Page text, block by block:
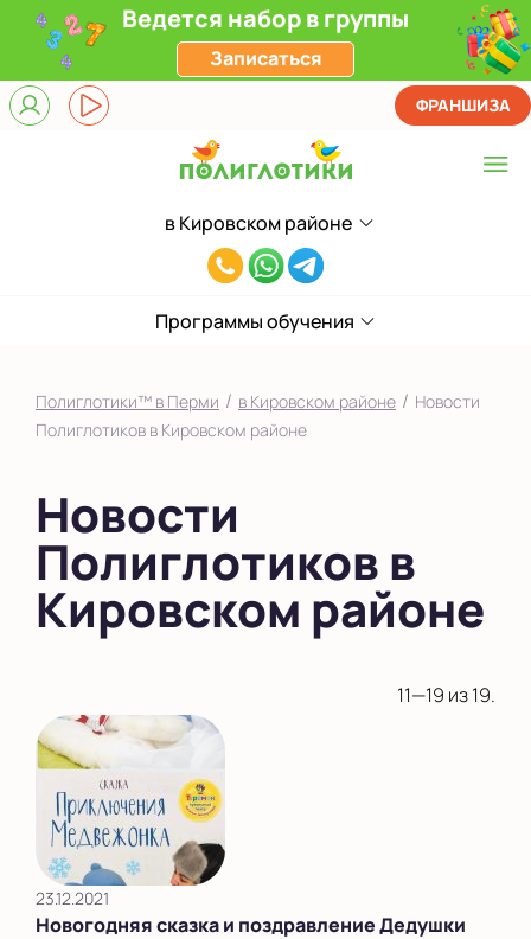
Ведется набор в группы
Записаться
в Кировском районе
Выберите центр
в Кировском районе
на Садовом
Выбрать другой город
8(994)828-
43
ФРАНШИЗА
Программы обучения
Полиглотики™ в Перми / в Кировском районе / Новости
Полиглотиков в Кировском районе
Новости
Полиглотиков в
Кировском районе
11—19 из 19.
23.12.2021
Новогодняя сказка и поздравление Дедушки